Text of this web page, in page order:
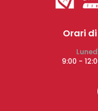
Orari
9:00 -